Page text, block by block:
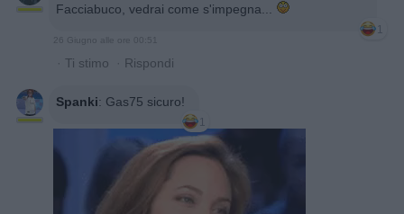
Facciabuco, vedrai come s'impegna...
1
26 Giugno alle ore 00:51
· Ti stimo · Rispondi
Spanki: Gas75 sicuro!
1